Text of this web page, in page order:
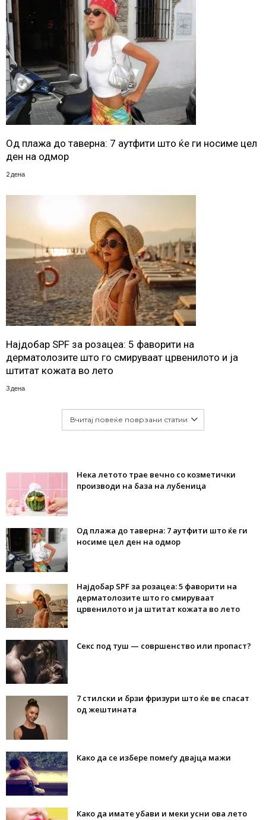
Од плажа до таверна: 7 аутфити што ќе ги носиме цел
ден на одмор
2 дена
Најдобар SPF за розацеа: 5 фаворити на
дерматолозите што го смируваат црвенилото и ја
штитат кожата во лето
3 дена
Вчитај повеќе поврзани статии
Нека летото трае вечно со козметички
производи на база на лубеница
Од плажа до таверна: 7 аутфити што ќе ги
носиме цел ден на одмор
Најдобар SPF за розацеа: 5 фаворити на
дерматолозите што го смируваат
црвенилото и ја штитат кожата во лето
Секс под туш — совршенство или пропаст?
7 стилски и брзи фризури што ќе ве спасат
од жештината
Како да се избере помеѓу двајца мажи
Како да имате убави и меки усни ова лето